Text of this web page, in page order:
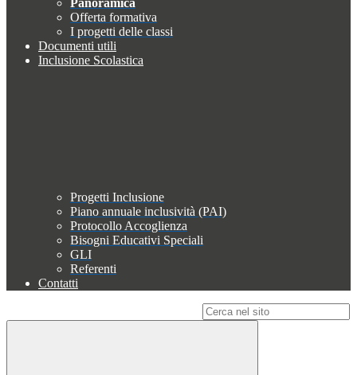
Panoramica
Offerta formativa
I progetti delle classi
Documenti utili
Inclusione Scolastica
Progetti Inclusione
Piano annuale inclusività (PAI)
Protocollo Accoglienza
Bisogni Educativi Speciali
GLI
Referenti
Contatti